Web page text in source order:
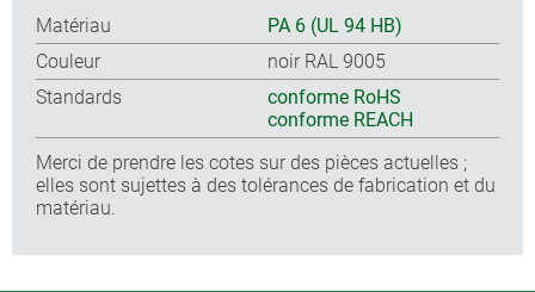
Matériau
PA 6 (UL 94 HB)
Couleur
noir RAL 9005
Standards
conforme RoHS
conforme REACH
Merci de prendre les cotes sur des pièces actuelles ;
elles sont sujettes à des tolérances de fabrication et du
matériau.